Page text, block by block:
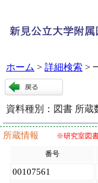
ホーム > 詳細検索 >
資料種別： 図書 所蔵
所蔵情報 ※研究室図
番号
00107561